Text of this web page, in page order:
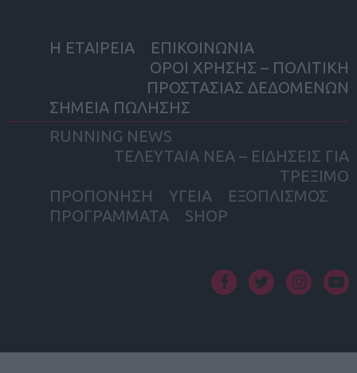
Η ΕΤΑΙΡΕΙΑ
ΕΠΙΚΟΙΝΩΝΙΑ
ΟΡΟΙ ΧΡΗΣΗΣ – ΠΟΛΙΤΙΚΗ
ΠΡΟΣΤΑΣΙΑΣ ΔΕΔΟΜΕΝΩΝ
ΣΗΜΕΙΑ ΠΩΛΗΣΗΣ
RUNNING NEWS
ΤΕΛΕΥΤΑΙΑ ΝΕΑ – ΕΙΔΗΣΕΙΣ ΓΙΑ
ΤΡΕΞΙΜΟ
ΠΡΟΠΟΝΗΣΗ
ΥΓΕΙΑ
ΕΞΟΠΛΙΣΜΟΣ
ΠΡΟΓΡΑΜΜΑΤΑ
SHOP